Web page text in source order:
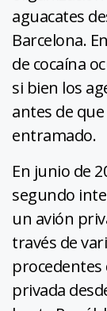
aguacates
Barcelona.
de cocaína
si bien los
antes de
entramado.
En junio de
segundo
un avión
través de
procedentes
privada